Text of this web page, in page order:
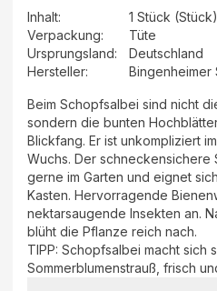
Inhalt:
1 Stück (Stück)
Verpackung:
Tüte
Ursprungsland:
Deutschland
Hersteller: Bingenheimer
Beim Schopfsalbei sind nicht
sondern die bunten
Blickfang. Er ist unkompliziert
Wuchs. Der schneckensichere
gerne im Garten und eignet
Kasten. Hervorragende
nektarsaugende Insekten an.
blüht die Pflanze reich nach.
TIPP: Schopfsalbei macht sich
Sommerblumenstrauß, frisch